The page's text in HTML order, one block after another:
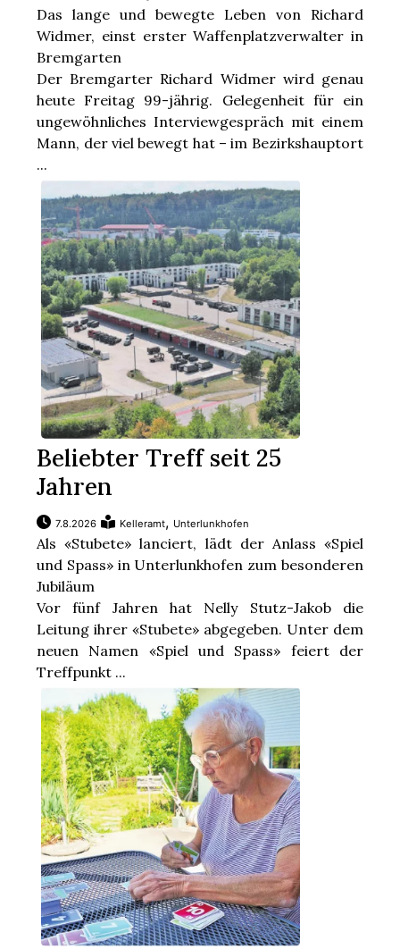
Das lange und bewegte Leben von Richard
Widmer, einst erster Waffenplatzverwalter in
Bremgarten
Der Bremgarter Richard Widmer wird genau
heute Freitag 99-jährig. Gelegenheit für ein
ungewöhnliches Interviewgespräch mit einem
Mann, der viel bewegt hat – im Bezirkshauptort
...
Beliebter Treff seit 25
Jahren
7.8.2026 Kelleramt, Unterlunkhofen
Als «Stubete» lanciert, lädt der Anlass «Spiel
und Spass» in Unterlunkhofen zum besonderen
Jubiläum
Vor fünf Jahren hat Nelly Stutz-Jakob die
Leitung ihrer «Stubete» abgegeben. Unter dem
neuen Namen «Spiel und Spass» feiert der
Treffpunkt ...